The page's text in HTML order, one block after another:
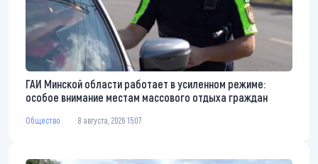
ГАИ Минской области работает в усиленном режиме:
особое внимание местам массового отдыха граждан
Общество 8 августа, 2026 15:07